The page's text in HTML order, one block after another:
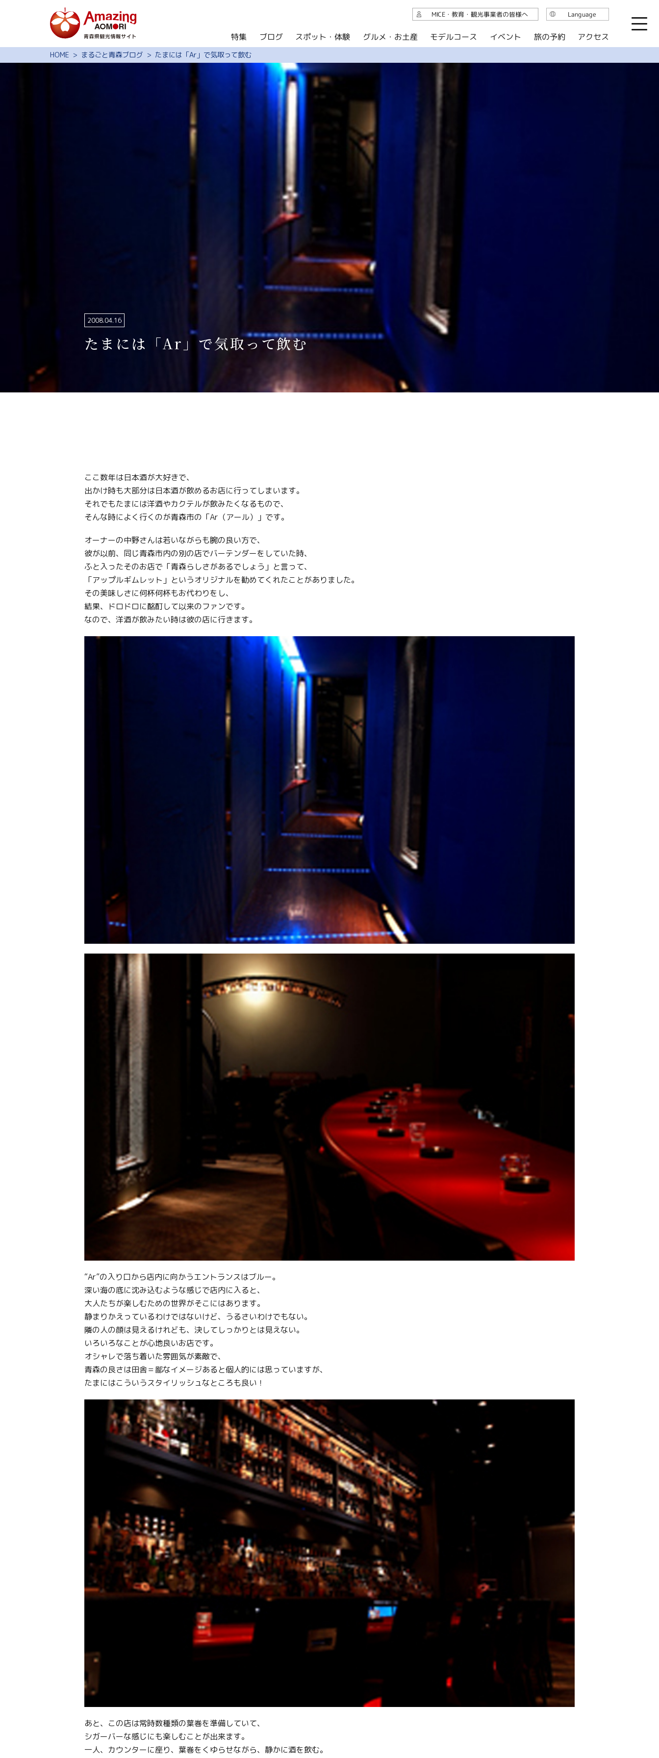
特集
ブログ
スポット・体験
グルメ・お土産
イベント
アクセス
このサイトについて
Language
English
简体中文
MICE・教育・観光事業者の皆様へ
HOME まるごと青森ブログ たまには「Ar」で気取って飲む
たまには「Ar」で気取って飲む
2008.04.16
ここ数年は日本酒が大好きで、
出かけ時も大部分は日本酒が飲めるお店に行ってしまいます。
それでもたまには洋酒やカクテルが飲みたくなるもので、
そんな時によく行くのが青森市の「Ar（アール）」です。
オーナーの中野さんは若いながらも腕の良い方で、
彼が以前、同じ青森市内の別の店でバーテンダーをしていた時、
ふと入ったそのお店で「青森らしさがあるでしょう」と言って、
「アップルギムレット」というオリジナルを勧めてくれたことがありました。
その美味しさに何杯何杯もお代わりをし、
結果、ドロドロに酩酊して以来のファンです。
なので、洋酒が飲みたい時は彼の店に行きます。
“Ar”の入り口から店内に向かうエントランスはブルー。
深い海の底に沈み込むような感じで店内に入ると、
大人たちが楽しむための世界がそこにはあります。
静まりかえっているわけではないけど、うるさいわけでもない。
隣の人の顔は見えるけれども、決してしっかりとは見えない。
いろいろなことが心地良いお店です。
オシャレで落ち着いた雰囲気が素敵で、
青森の良さは田舎＝鄙なイメージあると個人的には思っていますが、
たまにはこういうスタイリッシュなところも良い！
あと、この店は常時数種類の葉巻を準備していて、
シガーバーな感じにも楽しむことが出来ます。
一人、カウンターに座り、葉巻をくゆらせながら、静かに酒を飲む。
Twitter
Copy URL
特集 ブログ スポット・体験 グルメ・お土産 モデルコース イベント 旅の予約 アクセス
MICE・教育・観光事業者の皆様へ Language
English
简体中文